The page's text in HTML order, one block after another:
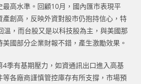
高水準。回顧10月，國內匯市表現平
創高，反映外資對股市仍抱持信心，特
溫，而台股又是以科技股為主，與美國那
國部分企業財報不錯，產生激勵效果。
4季有基期壓力，如資通訊出口進入高基
各廠商謹慎管控庫存有所支撐，市場預